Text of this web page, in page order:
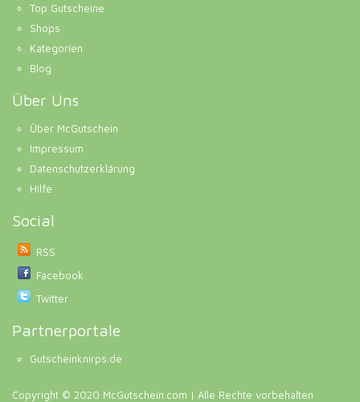
Top Gutscheine
Shops
Kategorien
Blog
Über Uns
Über McGutschein
Impressum
Datenschutzerklärung
Hilfe
Social
RSS
Facebook
Twitter
Partnerportale
Gutscheinknirps.de
Copyright © 2020 McGutschein.com | Alle Rechte vorbehalten